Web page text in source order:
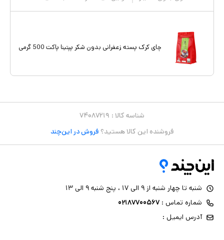
چای کرک پسته زعفرانی بدون شکر پپتینا پاکت 500 گرمی
شناسه کالا : ۷۴۰۸۷۲۱۹
فروشنده این کالا هستید؟ فروش در این‌چند
شنبه تا چهار شنبه از ۹ الی ۱۷ ، پنج شنبه ۹ الی ۱۳
شماره تماس : ۰۲۱۸۷۷۰۰۵۶۷
آدرس ایمیل :